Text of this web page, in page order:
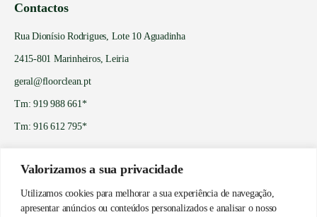
Valorizamos a sua privacidade
Utilizamos cookies para melhorar a sua experiência de navegação,
apresentar anúncios ou conteúdos personalizados e analisar o nosso
Contactos
Rua Dionísio Rodrigues, Lote 10 Aguadinha
2415-801 Marinheiros, Leiria
geral@floorclean.pt
Tm: 919 988 661*
Tm: 916 612 795*